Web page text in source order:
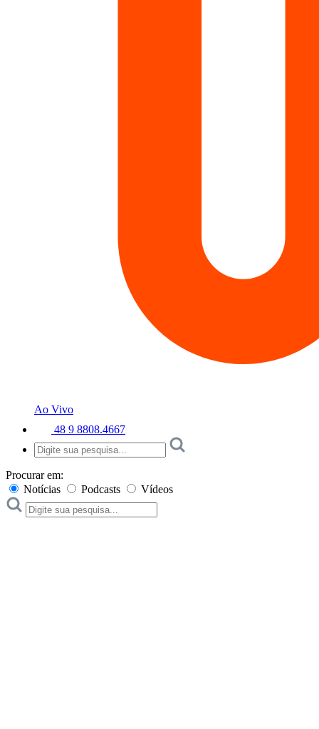
Ao Vivo
48 9 8808.4667
Procurar em:
Notícias
Podcasts Vídeos